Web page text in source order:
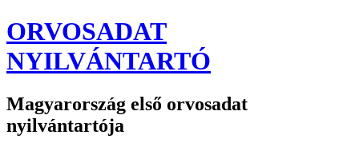
ORVOSADAT
NYILVÁNTARTÓ
Magyarország első orvosadat
nyilvántartója